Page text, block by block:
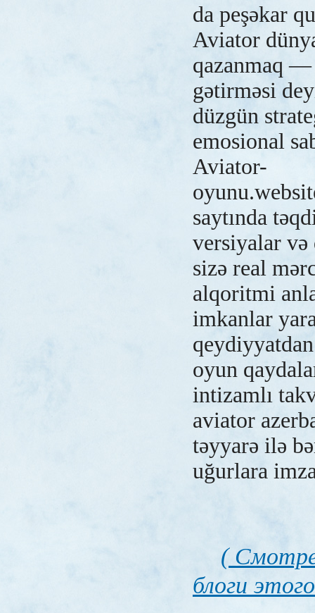
da peşəkar
Aviator
qazanmaq
gətirməsi
düzgün
emosional
Aviator-
saytında
versiyalar
sizə real
alqoritmi
imkanlar
oyun
intizamlı
aviator
təyyarə ilə
uğurlara
(
блоги